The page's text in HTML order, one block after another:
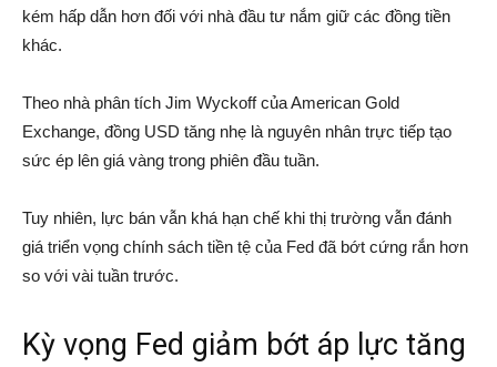
kém hấp dẫn hơn đối với nhà đầu tư nắm giữ các đồng tiền
khác.
Theo nhà phân tích Jim Wyckoff của American Gold
Exchange, đồng USD tăng nhẹ là nguyên nhân trực tiếp tạo
sức ép lên giá vàng trong phiên đầu tuần.
Tuy nhiên, lực bán vẫn khá hạn chế khi thị trường vẫn đánh
giá triển vọng chính sách tiền tệ của Fed đã bớt cứng rắn hơn
so với vài tuần trước.
Kỳ vọng Fed giảm bớt áp lực tăng